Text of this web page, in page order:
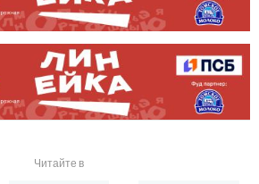
Читайте в